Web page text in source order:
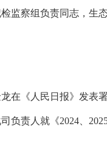
察组负责同志，生
在《人民日报》发表
负责人就《2024、